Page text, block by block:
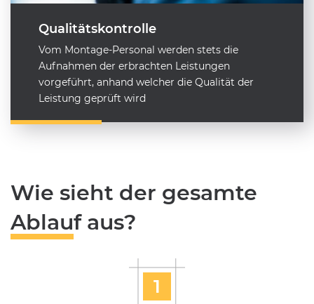
Qualitätskontrolle
Vom Montage-Personal werden stets die
Aufnahmen der erbrachten Leistungen
vorgeführt, anhand welcher die Qualität der
Leistung geprüft wird
Wie sieht der gesamte
Ablauf aus?
1